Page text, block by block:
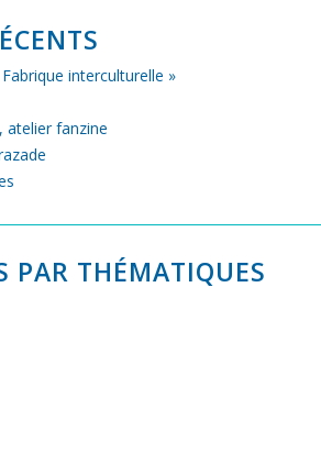
interculturelle »
atelier fanzine
PAR THÉMATIQUES